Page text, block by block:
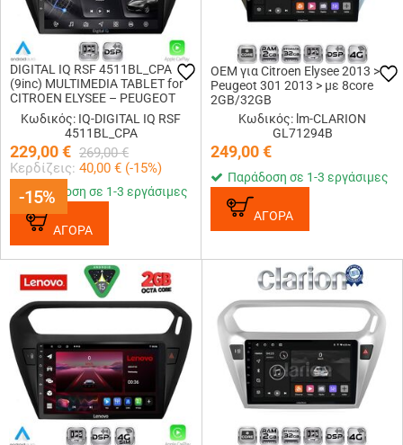
-15%
DIGITAL IQ RSF 4511BL_CPA
(9inc) MULTIMEDIA TABLET for
CITROEN ELYSEE – PEUGEOT
301 mod. 2013-2026 (BLACK)
Κωδικός: IQ-DIGITAL IQ RSF
4511BL_CPA
229,00€ 269,00 €
Κερδίζεις: 40,00 € (-15%)
-15%
Παράδοση σε 1-3 εργάσιμες
ΑΓΟΡΑ
OEM για Citroen Elysee 2013 >
Peugeot 301 2013 > με 8core
2GB/32GB
Κωδικός: lm-CLARION
GL71294B
249,00€
Παράδοση σε 1-3 εργάσιμες
ΑΓΟΡΑ